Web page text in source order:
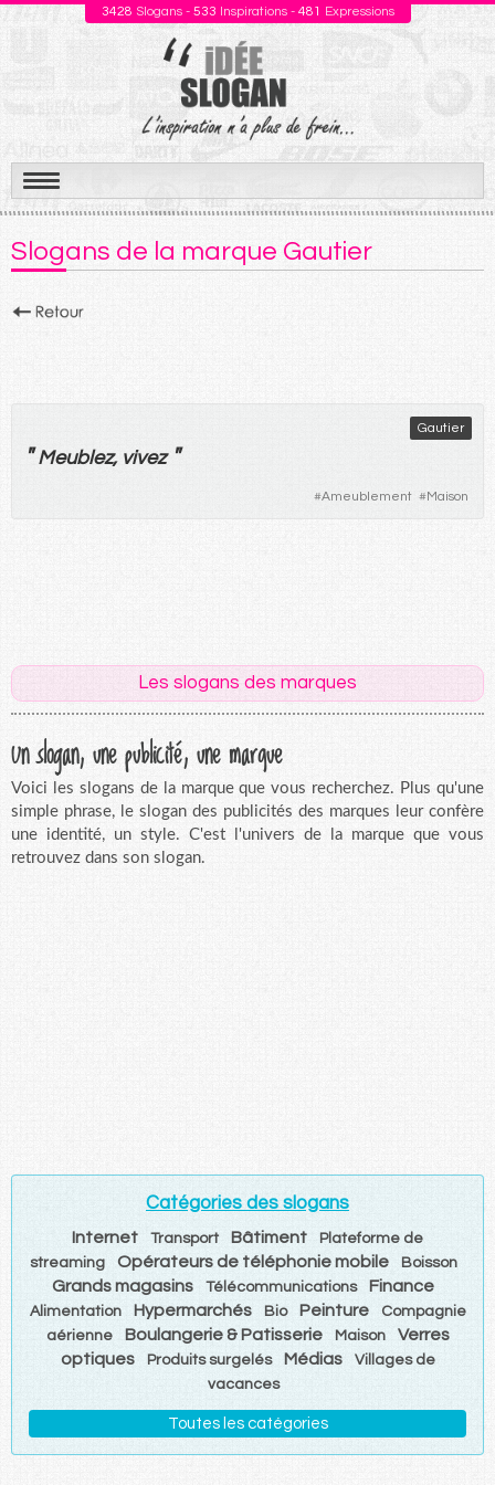
3428 Slogans - 533 Inspirations - 481 Expressions
Aller
au
contenu
Slogans de la marque Gautier
Gautier
" Meublez, vivez "
#Ameublement #Maison
Les slogans des marques
Un slogan, une publicité, une marque
Voici les slogans de la marque que vous recherchez. Plus qu'une
simple phrase, le slogan des publicités des marques leur confère
une identité, un style. C'est l'univers de la marque que vous
retrouvez dans son slogan.
Catégories des slogans
Internet Transport Bâtiment
Plateforme de
streaming
Opérateurs de téléphonie mobile Boisson
Grands magasins Télécommunications Finance
Alimentation Hypermarchés Bio Peinture
Compagnie
aérienne
Boulangerie & Patisserie Maison
Verres
optiques
Produits surgelés Médias
Villages de
vacances
Toutes les catégories